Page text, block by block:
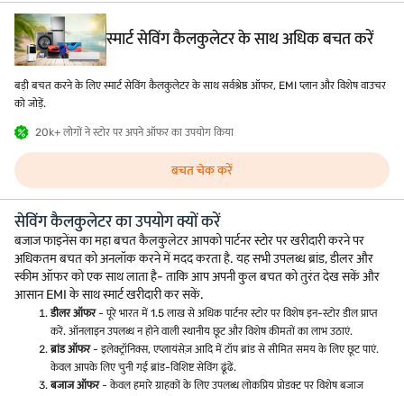
स्मार्ट सेविंग कैलकुलेटर के साथ अधिक बचत करें
बड़ी बचत करने के लिए स्मार्ट सेविंग कैलकुलेटर के साथ सर्वश्रेष्ठ ऑफर, EMI प्लान और विशेष वाउचर
को जोड़ें.
20k+ लोगों ने स्टोर पर अपने ऑफर का उपयोग किया
बचत चेक करें
सेविंग कैलकुलेटर का उपयोग क्यों करें
बजाज फाइनेंस का महा बचत कैलकुलेटर आपको पार्टनर स्टोर पर खरीदारी करने पर
अधिकतम बचत को अनलॉक करने में मदद करता है. यह सभी उपलब्ध ब्रांड, डीलर और
स्कीम ऑफर को एक साथ लाता है- ताकि आप अपनी कुल बचत को तुरंत देख सकें और
आसान EMI के साथ स्मार्ट खरीदारी कर सकें.
डीलर ऑफर- पूरे भारत में 1.5 लाख से अधिक पार्टनर स्टोर पर विशेष इन-स्टोर डील प्राप्त
करें. ऑनलाइन उपलब्ध न होने वाली स्थानीय छूट और विशेष कीमतों का लाभ उठाएं.
ब्रांड ऑफर- इलेक्ट्रॉनिक्स, एप्लायंसेज़ आदि में टॉप ब्रांड से सीमित समय के लिए छूट पाएं.
केवल आपके लिए चुनी गई ब्रांड-विशिष्ट सेविंग ढूंढें.
बजाज ऑफर- केवल हमारे ग्राहकों के लिए उपलब्ध लोकप्रिय प्रोडक्ट पर विशेष बजाज